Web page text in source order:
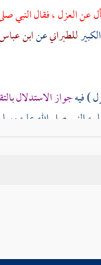
عن العزل ، فقال النبي
للطبرانيعنابن
) فيهجواز الاستدلال
النبي صلى الله عليه
الله عليه وسلم كان
إياه عن الأحكام ، قال :